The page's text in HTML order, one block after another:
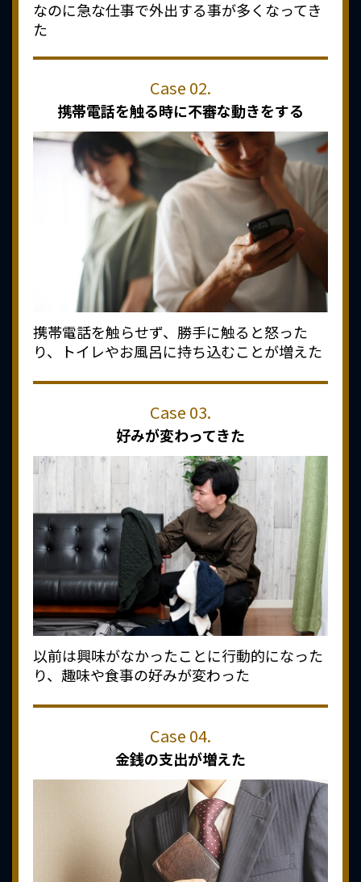
なのに急な仕事で外出する事が多くなってき
た
携帯電話を触る時に不審な動きをする
携帯電話を触らせず、勝手に触ると怒った
り、トイレやお風呂に持ち込むことが増えた
好みが変わってきた
以前は興味がなかったことに行動的になった
り、趣味や食事の好みが変わった
金銭の支出が増えた